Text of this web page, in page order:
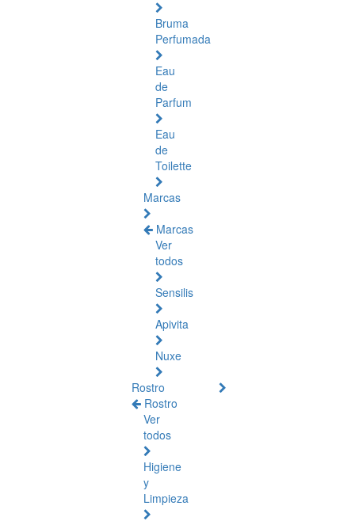
Bruma
Perfumada
Eau
de
Parfum
Eau
de
Toilette
Marcas
Marcas
Ver
todos
Sensilis
Apivita
Nuxe
Rostro
Rostro
Ver
todos
Higiene
y
Limpieza